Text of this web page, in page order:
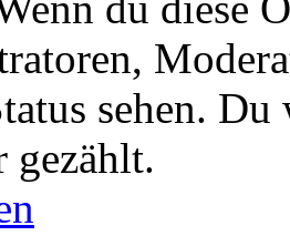
sehen.
gezählt.